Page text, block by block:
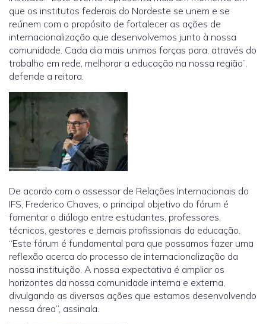
que os institutos federais do Nordeste se unem e se
reúnem com o propósito de fortalecer as ações de
internacionalização que desenvolvemos junto à nossa
comunidade. Cada dia mais unimos forças para, através do
trabalho em rede, melhorar a educação na nossa região”,
defende a reitora.
De acordo com o assessor de Relações Internacionais do
IFS, Frederico Chaves, o principal objetivo do fórum é
fomentar o diálogo entre estudantes, professores,
técnicos, gestores e demais profissionais da educação.
“Este fórum é fundamental para que possamos fazer uma
reflexão acerca do processo de internacionalização da
nossa instituição. A nossa expectativa é ampliar os
horizontes da nossa comunidade interna e externa,
divulgando as diversas ações que estamos desenvolvendo
nessa área”, assinala.